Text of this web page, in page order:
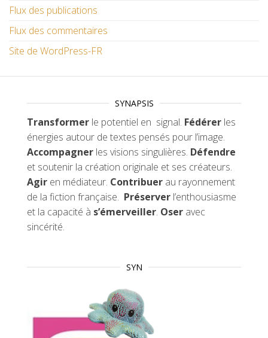
Flux des publications
Flux des commentaires
Site de WordPress-FR
SYNAPSIS
Transformer le potentiel en signal. Fédérer les
énergies autour de textes pensés pour l’image.
Accompagner les visions singulières. Défendre
et soutenir la création originale et ses créateurs.
Agir en médiateur. Contribuer au rayonnement
de la fiction française. Préserver l’enthousiasme
et la capacité à s’émerveiller. Oser avec
sincérité.
SYN